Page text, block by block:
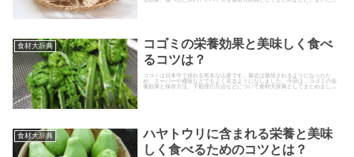
食材大辞典
コゴミの栄養効果と美味しく食べ
るコツは？
コゴミは日本中で採れる有名な山菜です。最近は栽培されるようになったた
め、スーパーや通販などでもよく見るようになしました。今回は、コゴミの栄
養効果と保存方法、下処理の方法などについて食材大辞典としてまとめまし
食材大辞典
ハヤトウリに含まれる栄養と美味
しく食べるためのコツとは？